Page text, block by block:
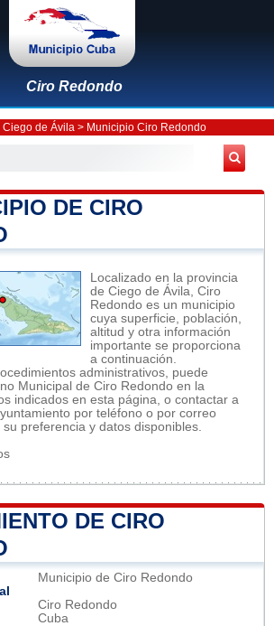
Ciro Redondo
de Ávila > Municipio Ciro Redondo
DE CIRO
Localizado en la provincia
de Ciego de Ávila, Ciro
Redondo es un municipio
cuya superficie, población,
altitud y otra información
importante se proporciona
a continuación.
administrativos, puede
Municipal de Ciro Redondo en la
indicados en esta página, o contactar a
por teléfono o por correo
preferencia y datos disponibles.
DE CIRO
Municipio de Ciro Redondo
Ciro Redondo
Cuba